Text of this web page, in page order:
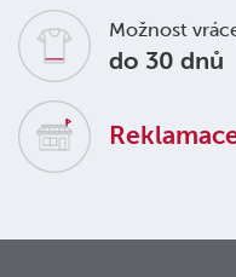
Možnost
do 30 dnů